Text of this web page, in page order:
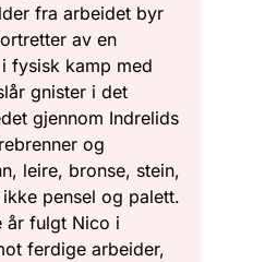
fra arbeidet byr
av en
fysisk kamp med
gnister i det
gjennom Indrelids
og
leire, bronse, stein,
pensel og palett.
år fulgt Nico i
ferdige arbeider,